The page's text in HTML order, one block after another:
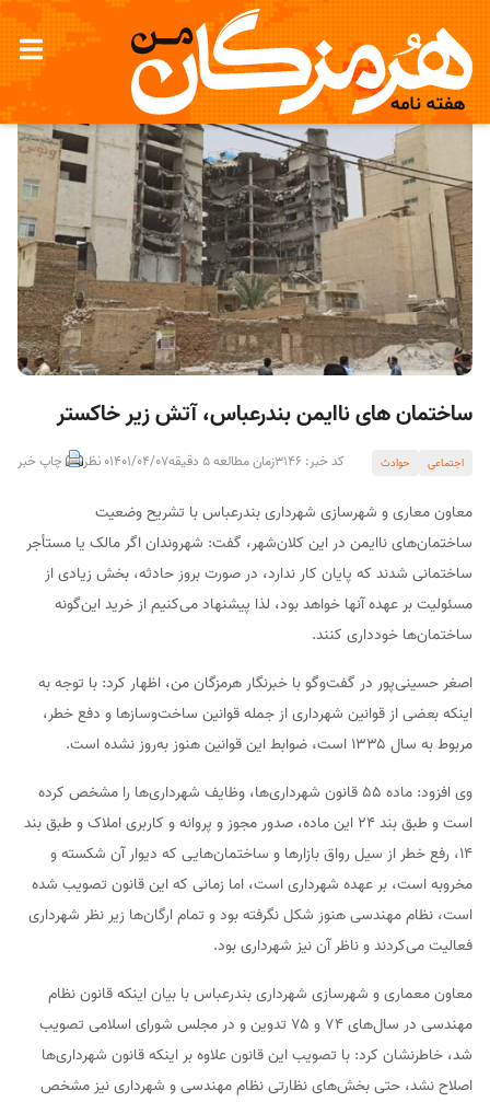
ساختمان های ناایمن بندرعباس، آتش زیر خاکستر
اجتماعی حوادث کد خبر: 3146 زمان مطالعه 5 دقیقه 1401/04/070 نظر چاپ خبر
معاون معاری و شهرسازی شهرداری بندرعباس با تشریح وضعیت
ساختمان‌های ناایمن در این کلان‌شهر، گفت: شهروندان اگر مالک یا مستأجر
ساختمانی شدند که پایان کار ندارد، در صورت بروز حادثه، بخش زیادی از
مسئولیت بر عهده آنها خواهد بود، لذا پیشنهاد می‌کنیم از خرید این‌گونه
ساختمان‌ها خودداری کنند.
اصغر حسینی‌پور در گفت‌وگو با خبرنگار هرمزگان من، اظهار کرد: با توجه به
اینکه بعضی از قوانین شهرداری از جمله قوانین ساخت‌وسازها و دفع خطر،
مربوط به سال ۱۳۳۵ است، ضوابط این قوانین هنوز به‌روز نشده است.
وی افزود: ماده ۵۵ قانون شهرداری‌ها، وظایف شهرداری‌ها را مشخص کرده
است و طبق بند ۲۴ این ماده، صدور مجوز و پروانه و کاربری املاک و طبق بند
۱۴، رفع خطر از سیل رواق بازارها و ساختمان‌هایی که دیوار آن شکسته و
مخروبه است، بر عهده شهرداری است، اما زمانی که این قانون تصویب شده
است، نظام مهندسی هنوز شکل نگرفته بود و تمام ارگان‌ها زیر نظر شهرداری
فعالیت می‌کردند و ناظر آن نیز شهرداری بود.
معاون معماری و شهرسازی شهرداری بندرعباس با بیان اینکه قانون نظام
مهندسی در سال‌های ۷۴ و ۷۵ تدوین و در مجلس شورای اسلامی تصویب
شد، خاطرنشان کرد: با تصویب این قانون علاوه بر اینکه قانون شهرداری‌ها
اصلاح نشد، حتی بخش‌های نظارتی نظام مهندسی و شهرداری نیز مشخص